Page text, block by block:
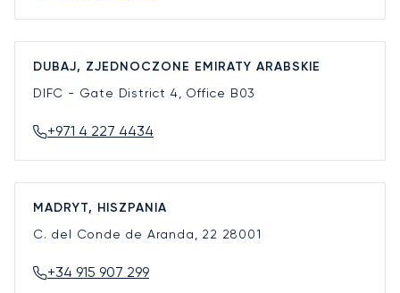
DUBAJ, ZJEDNOCZONE EMIRATY ARABSKIE
DIFC - Gate District 4, Office B03
+971 4 227 4434
MADRYT, HISZPANIA
C. del Conde de Aranda, 22 28001
+34 915 907 299